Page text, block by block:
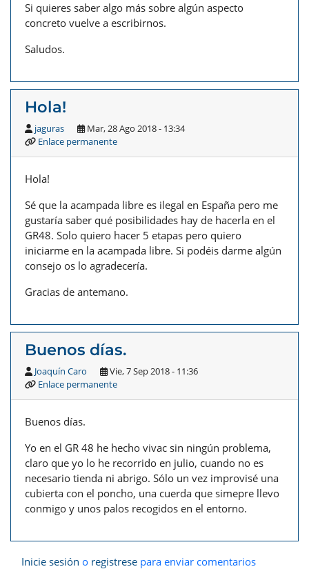
Si quieres saber algo más sobre algún aspecto
concreto vuelve a escribirnos.
Saludos.
Hola!
jaguras
Mar, 28 Ago 2018 - 13:34
Enlace permanente
Hola!
Sé que la acampada libre es ilegal en España pero me
gustaría saber qué posibilidades hay de hacerla en el
GR48. Solo quiero hacer 5 etapas pero quiero
iniciarme en la acampada libre. Si podéis darme algún
consejo os lo agradecería.
Gracias de antemano.
Buenos días.
Joaquín Caro
Vie, 7 Sep 2018 - 11:36
Enlace permanente
Buenos días.
Yo en el GR 48 he hecho vivac sin ningún problema,
claro que yo lo he recorrido en julio, cuando no es
necesario tienda ni abrigo. Sólo un vez improvisé una
cubierta con el poncho, una cuerda que simepre llevo
conmigo y unos palos recogidos en el entorno.
Inicie sesión o registrese para enviar comentarios